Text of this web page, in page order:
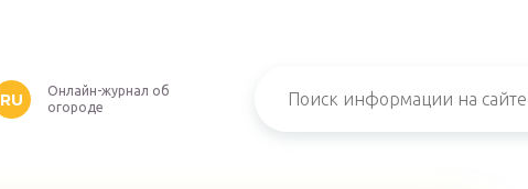
RU
Онлайн-журнал об
огороде